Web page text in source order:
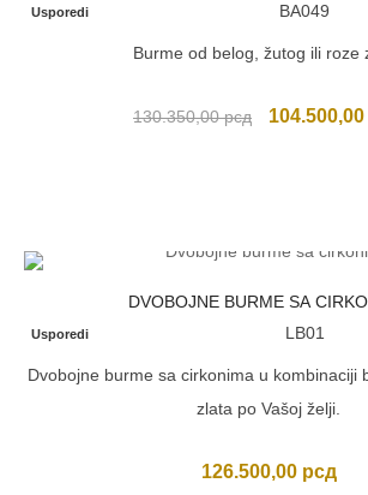
Usporedi BA049
Burme od belog, žutog ili roze
130.350,00рсд
Originalna
104.500,00
DVOBOJNE BURME SA
Usporedi LB01
Dvobojne burme sa cirkonima u kombinaciji
zlata po Vašoj želji.
126.500,00 рсд